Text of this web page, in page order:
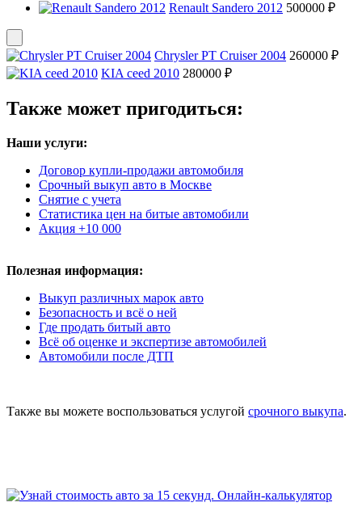
Renault Sandero 2012 500000 ₽
Chrysler PT Cruiser 2004 260000 ₽
KIA ceed 2010 280000 ₽
Также может пригодиться:
Наши услуги:
Договор купли-продажи автомобиля
Срочный выкуп авто в Москве
Снятие с учета
Статистика цен на битые автомобили
Акция +10 000
Полезная информация:
Выкуп различных марок авто
Безопасность и всё о ней
Где продать битый авто
Всё об оценке и экспертизе автомобилей
Автомобили после ДТП
Также вы можете воспользоваться услугой срочного выкупа.